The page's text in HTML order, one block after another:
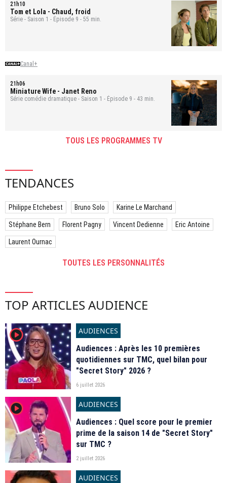
21h10
Tom et Lola - Chaud, froid
Série - Saison 1 - Épisode 9 - 55 min.
Canal+
21h06
Miniature Wife - Janet Reno
Série comédie dramatique - Saison 1 - Épisode 9 - 43 min.
TOUS LES PROGRAMMES TV
TENDANCES
Philippe Etchebest Bruno Solo Karine Le Marchand
Stéphane Bern Florent Pagny Vincent Dedienne Eric Antoine
Laurent Ournac
TOUTES LES PERSONNALITÉS
TOP ARTICLES AUDIENCE
player2
AUDIENCES
Audiences : Après les 10 premières
quotidiennes sur TMC, quel bilan pour
"Secret Story" 2026 ?
6 juillet 2026
player2
AUDIENCES
Audiences : Quel score pour le premier
prime de la saison 14 de "Secret Story"
sur TMC ?
2 juillet 2026
AUDIENCES